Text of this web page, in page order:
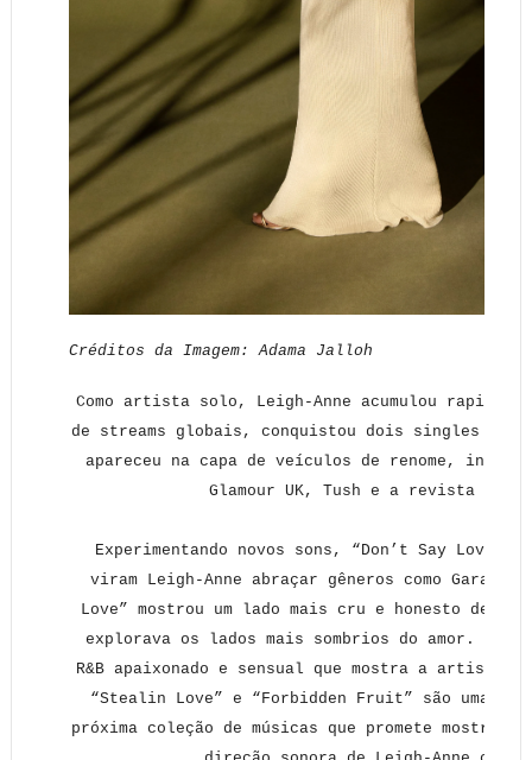
Créditos da Imagem: Adama Jalloh
Como artista solo, Leigh-Anne acumulou
de streams globais, conquistou dois singles no
apareceu na capa de veículos de renome,
Glamour UK, Tush e a revista
Experimentando novos sons, “Don’t Say Love”
viram Leigh-Anne abraçar gêneros como
Love” mostrou um lado mais cru e honesto de
explorava os lados mais sombrios do amor. Já
R&B apaixonado e sensual que mostra a artista
“Stealin Love” e “Forbidden Fruit” são uma
próxima coleção de músicas que promete